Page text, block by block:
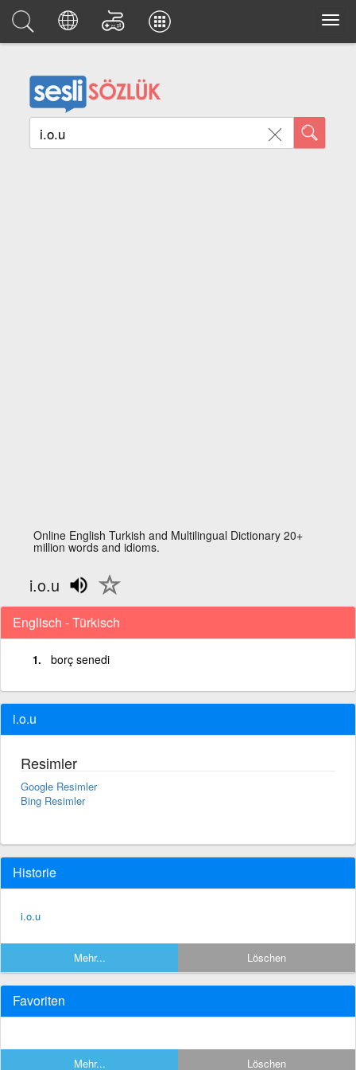
Online English Turkish and Multilingual Dictionary 20+
million words and idioms.
i.o.u
Englisch - Türkisch
borç senedi
i.o.u
Resimler
Google Resimler
Bing Resimler
Historie
i.o.u
Mehr... Löschen
Favoriten
Mehr... Löschen